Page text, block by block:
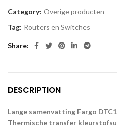
Category: Overige producten
Tag: Routers en Switches
Share
DESCRIPTION
Lange samenvatting Fargo
Thermische transfer